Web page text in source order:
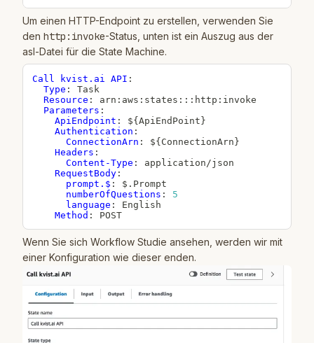
Um einen HTTP-Endpoint zu erstellen, verwenden Sie
den http:invoke-Status, unten ist ein Auszug aus der
asl-Datei für die State Machine.
Call kvist.ai API :
Type :
Task
Resource : arn : aws : states : : : http : invoke
Parameters :
ApiEndpoint : ${ApiEndPoint}
Authentication :
ConnectionArn : ${ConnectionArn}
Headers :
Content-Type :
application/json
RequestBody:
prompt.$ :
$.Prompt
numberOfQuestions :
5
language :
English
Method : POST
Wenn Sie sich Workflow Studie ansehen, werden wir mit
einer Konfiguration wie dieser enden.